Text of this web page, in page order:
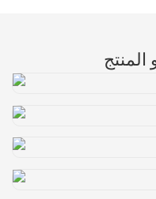
المنتج